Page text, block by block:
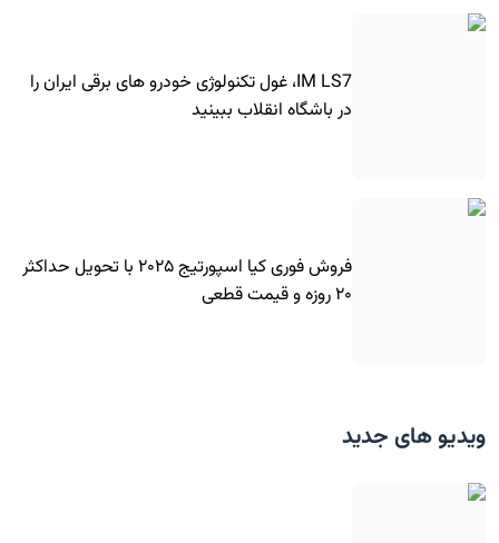
IM LS7، غول تکنولوژی خودرو های برقی ایران را
در باشگاه انقلاب ببینید
فروش فوری کیا اسپورتیج ۲۰۲۵ با تحویل حداکثر
۲۰ روزه و قیمت قطعی
ویدیو های جدید